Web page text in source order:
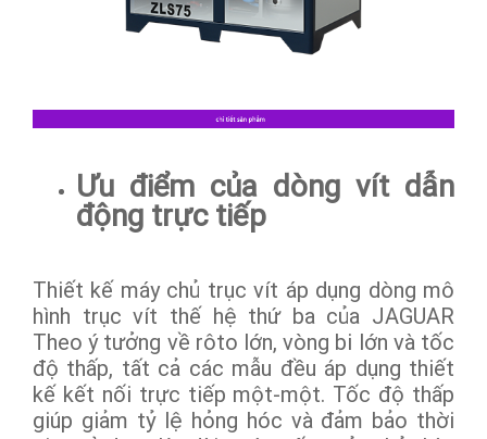
Ưu điểm của dòng vít dẫn
động trực tiếp
Thiết kế máy chủ trục vít áp dụng dòng mô
hình trục vít thế hệ thứ ba của JAGUAR
Theo ý tưởng về rôto lớn, vòng bi lớn và tốc
độ thấp, tất cả các mẫu đều áp dụng thiết
kế kết nối trực tiếp một-một. Tốc độ thấp
giúp giảm tỷ lệ hỏng hóc và đảm bảo thời